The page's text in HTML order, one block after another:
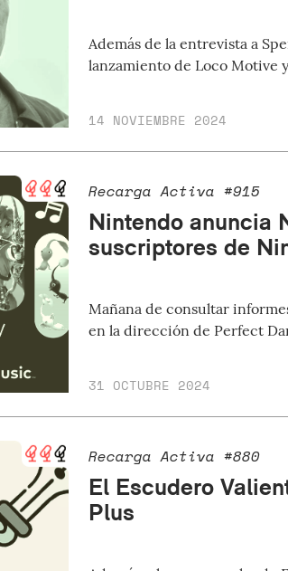
Además de la entrevista a
lanzamiento de Loco Motive
14 NOVIEMBRE 2024
Recarga Activa #915
Nintendo anuncia
suscriptores de
Mañana de consultar
en la dirección de Perfect
31 OCTUBRE 2024
Recarga Activa #880
El Escudero
Plus